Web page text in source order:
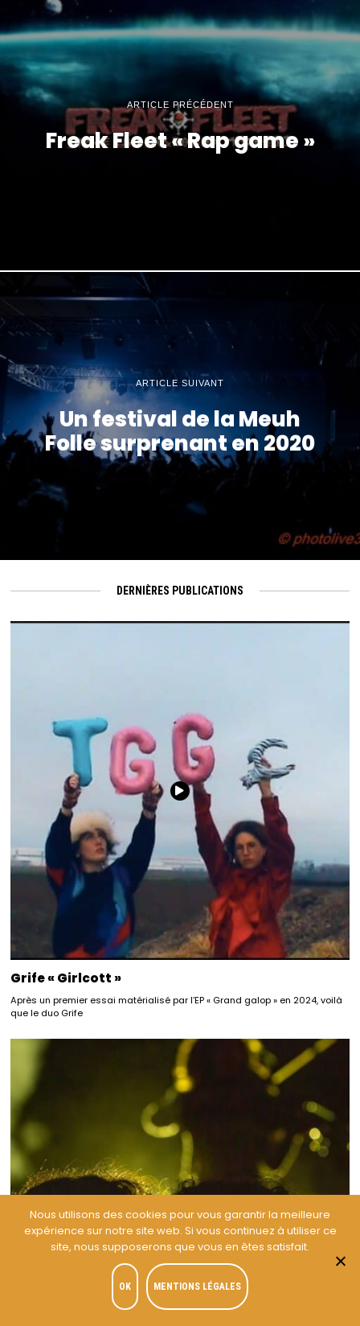
ARTICLE PRÉCÉDENT
Freak Fleet « Rap game »
ARTICLE SUIVANT
Un festival de la Meuh
Folle surprenant en 2020
DERNIÈRES PUBLICATIONS
Grife « Girlcott »
Après un premier essai matérialisé par l’EP « Grand galop » en 2024, voilà
que le duo Grife
Nous utilisons des cookies pour vous garantir la meilleure
expérience sur notre site web. Si vous continuez à utiliser ce
site, nous supposerons que vous en êtes satisfait.
OK MENTIONS LÉGALES